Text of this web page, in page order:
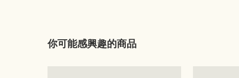
你可能感興趣的商品